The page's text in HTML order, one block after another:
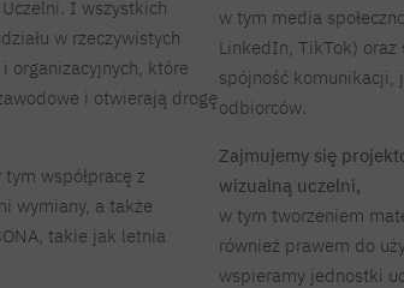
I wszystkich
w rzeczywistych
organizacyjnych, które
i otwierają drogę
współpracę z
wymiany, a także
takie jak letnia
w tym media
LinkedIn, TikTok) oraz
spójność komunikacji,
odbiorców.
Zajmujemy się
wizualną uczelni,
w tym tworzeniem
również prawem do
wspieramy jednostki